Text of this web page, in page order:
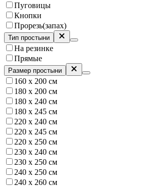
Пуговицы
Кнопки
Прорезь(запах)
Тип простыни
На резинке
Прямые
Размер простыни
160 х 200 см
180 х 200 см
180 х 240 см
180 x 245 см
220 х 240 см
220 х 245 см
220 х 250 см
230 х 240 см
230 х 250 см
240 х 250 см
240 х 260 см